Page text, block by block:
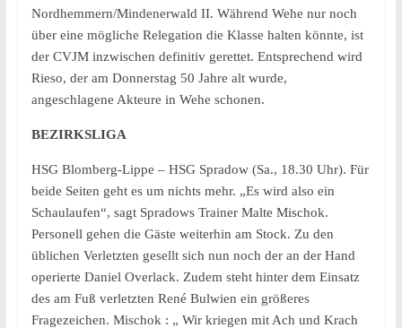
Nordhemmern/Mindenerwald II. Während Wehe nur noch
über eine mögliche Relegation die Klasse halten könnte, ist
der CVJM inzwischen definitiv gerettet. Entsprechend wird
Rieso, der am Donnerstag 50 Jahre alt wurde,
angeschlagene Akteure in Wehe schonen.
BEZIRKSLIGA
HSG Blomberg-Lippe – HSG Spradow (Sa., 18.30 Uhr). Für
beide Seiten geht es um nichts mehr. „Es wird also ein
Schaulaufen“, sagt Spradows Trainer Malte Mischok.
Personell gehen die Gäste weiterhin am Stock. Zu den
üblichen Verletzten gesellt sich nun noch der an der Hand
operierte Daniel Overlack. Zudem steht hinter dem Einsatz
des am Fuß verletzten René Bulwien ein größeres
Fragezeichen. Mischok : „ Wir kriegen mit Ach und Krach